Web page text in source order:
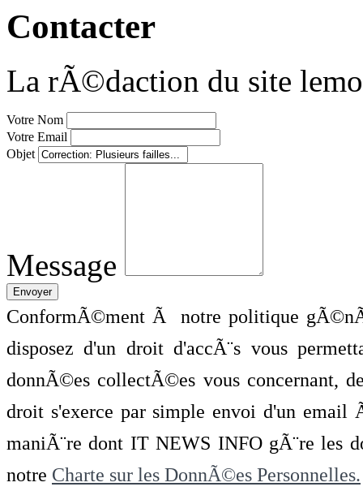
Contacter
La rÃ©daction du site
Votre Nom
Votre Email
Objet
Message
ConformÃ©ment Ã notre politique
disposez d'un droit d'accÃ¨s vous
donnÃ©es collectÃ©es vous concernant,
droit s'exerce par simple envoi d'un
maniÃ¨re dont IT NEWS INFO gÃ¨re les
notre Charte sur les DonnÃ©es Personnelles.